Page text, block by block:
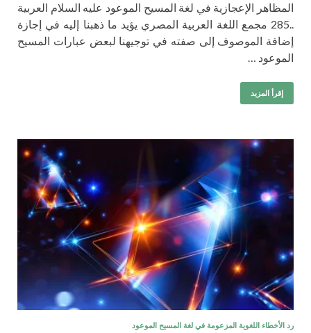
المظاهر الإعجازية في لغة المسيح الموعود عليه السلام العربية
..285 مجمع اللغة العربية المصري يؤيد ما ذهبنا إليه في إجازة
إضافة الموصوف إلى صفته في توجيهنا لبعض عبارات المسيح
الموعود …
إقرأ المزيد
رد الأخطاء اللغوية المزعومة في لغة المسيح الموعود